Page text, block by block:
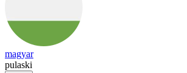
magyar
pulaski